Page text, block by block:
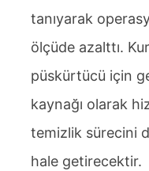
tanıyarak
ölçüde azalttı.
püskürtücü için
kaynağı olarak
temizlik sürecini
hale getirecektir.